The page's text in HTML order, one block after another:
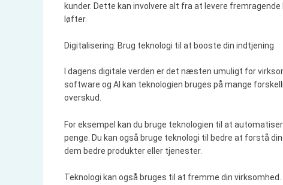
kunder. Dette kan involvere alt fra at levere
løfter.
Digitalisering: Brug teknologi til at booste din indtjening
I dagens digitale verden er det næsten umuligt for
software og AI kan teknologien bruges på mange
overskud.
For eksempel kan du bruge teknologien til at
penge. Du kan også bruge teknologi til bedre at forstå
dem bedre produkter eller tjenester.
Teknologi kan også bruges til at fremme din